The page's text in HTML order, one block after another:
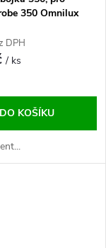
350 Omnilux
DPH
/ ks
DO KOŠÍKU